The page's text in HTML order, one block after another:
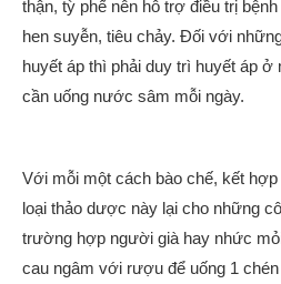
thận, tỳ phế nên hỗ trợ điều trị
hen suyễn, tiêu chảy. Đối với
huyết áp thì phải duy trì huyết áp ở
cần uống nước sâm mỗi ngày.
Với mỗi một cách bào chế, kết
loại thảo dược này lại cho những
trường hợp người già hay nhức
cau ngâm với rượu để uống 1